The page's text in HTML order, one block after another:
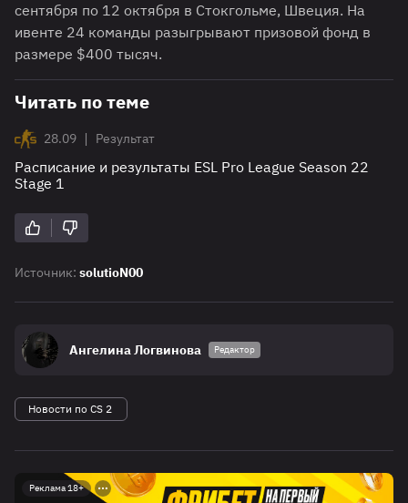
сентября по 12 октября в Стокгольме, Швеция. На
ивенте 24 команды разыгрывают призовой фонд в
размере $400 тысяч.
Читать по теме
28.09 | Результат
Расписание и результаты ESL Pro League Season 22
Stage 1
Источник: solutioN00
Ангелина Логвинова Редактор
Новости по CS 2
Реклама 18+